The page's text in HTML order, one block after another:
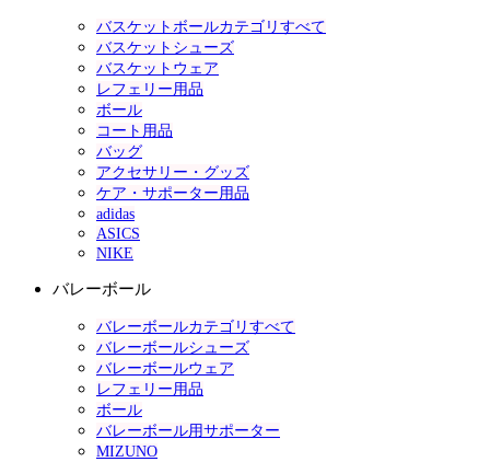
バスケットボールカテゴリすべて
バスケットシューズ
バスケットウェア
レフェリー用品
ボール
コート用品
バッグ
アクセサリー・グッズ
ケア・サポーター用品
adidas
ASICS
NIKE
バレーボール
バレーボールカテゴリすべて
バレーボールシューズ
バレーボールウェア
レフェリー用品
ボール
バレーボール用サポーター
MIZUNO